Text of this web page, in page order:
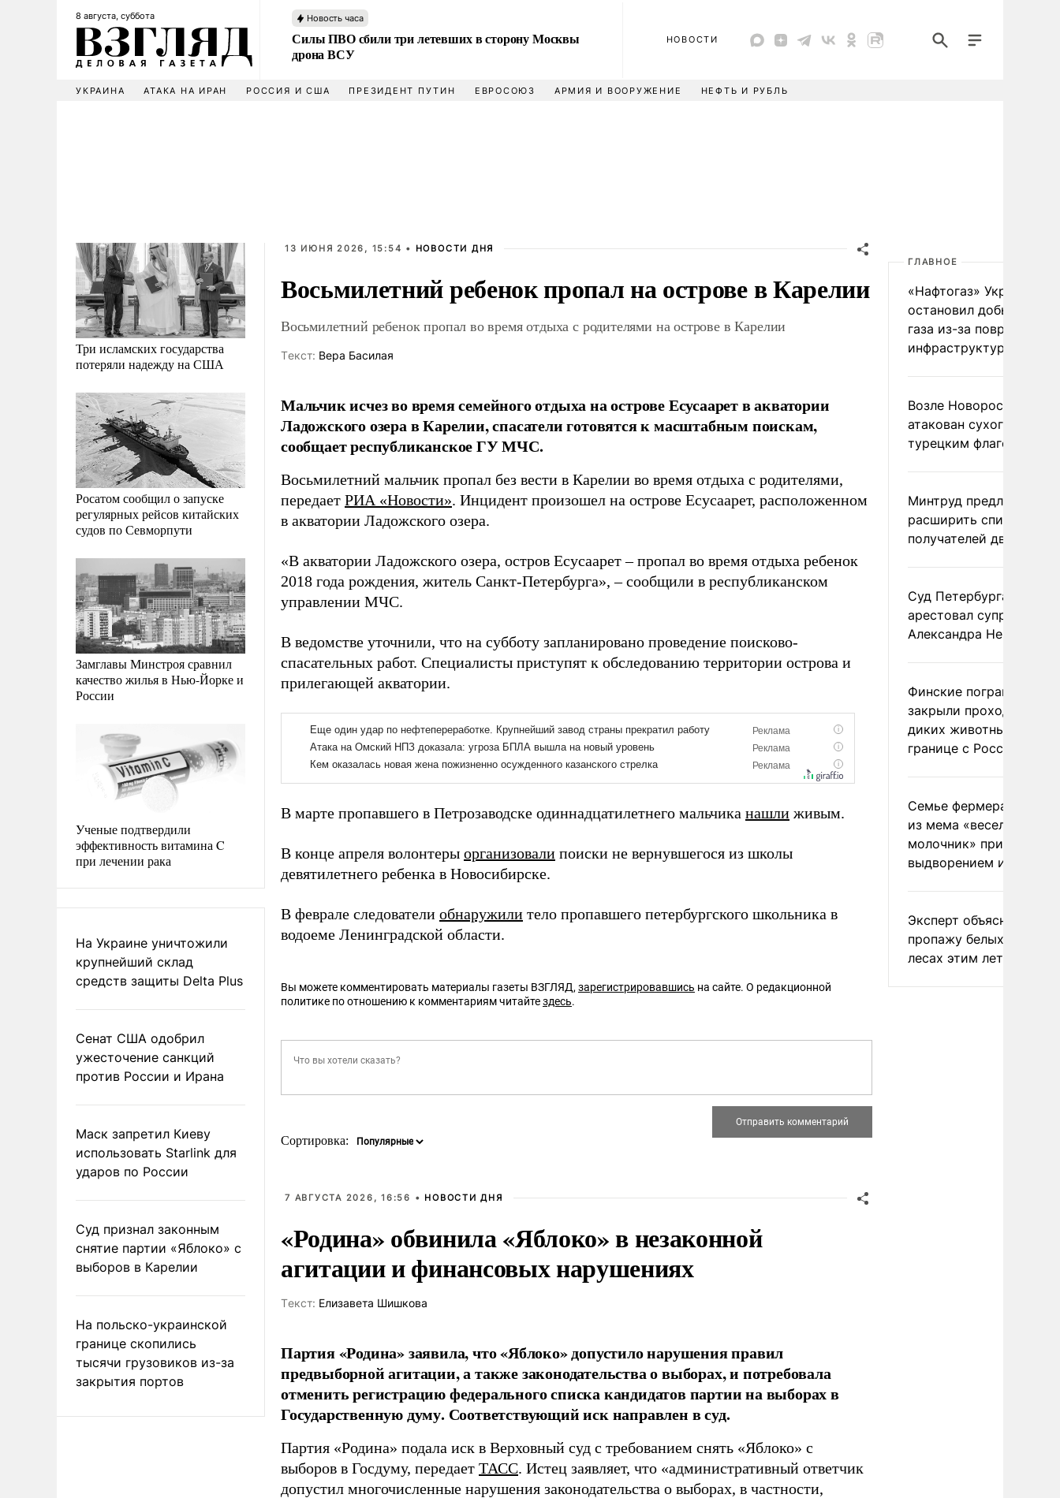
8 августа, суббота Новость часа
Силы ПВО сбили три летевших в сторону Москвы
дрона ВСУ
НОВОСТИ
УКРАИНА АТАКА НА ИРАН РОССИЯ И США ПРЕЗИДЕНТ ПУТИН ЕВРОСОЮЗ АРМИЯ И ВООРУЖЕНИЕ НЕФТЬ И РУБЛЬ
Три исламских государства
потеряли надежду на США
Росатом сообщил о запуске
регулярных рейсов китайских
судов по Севморпути
Замглавы Минстроя сравнил
качество жилья в Нью-Йорке и
России
Ученые подтвердили
эффективность витамина C
при лечении рака
На Украине уничтожили
крупнейший склад
средств защиты Delta Plus
Сенат США одобрил
ужесточение санкций
против России и Ирана
Маск запретил Киеву
использовать Starlink для
ударов по России
Суд признал законным
снятие партии «Яблоко» с
выборов в Карелии
На польско-украинской
границе скопились
тысячи грузовиков из-за
закрытия портов
13 ИЮНЯ 2026, 15:54 • НОВОСТИ ДНЯ
Восьмилетний ребенок пропал на острове в Карелии
Восьмилетний ребенок пропал во время отдыха с родителями на острове в Карелии
Tекст: Вера Басилая
Мальчик исчез во время семейного отдыха на острове Есусаарет в акватории
Ладожского озера в Карелии, спасатели готовятся к масштабным поискам,
сообщает республиканское ГУ МЧС.
Восьмилетний мальчик пропал без вести в Карелии во время отдыха с родителями,
передает РИА «Новости». Инцидент произошел на острове Есусаарет, расположенном
в акватории Ладожского озера.
«В акватории Ладожского озера, остров Есусаарет – пропал во время отдыха ребенок
2018 года рождения, житель Санкт-Петербурга», – сообщили в республиканском
управлении МЧС.
В ведомстве уточнили, что на субботу запланировано проведение поисково-
спасательных работ. Специалисты приступят к обследованию территории острова и
прилегающей акватории.
В марте пропавшего в Петрозаводске одиннадцатилетнего мальчика нашли живым.
В конце апреля волонтеры организовали поиски не вернувшегося из школы
девятилетнего ребенка в Новосибирске.
В феврале следователи обнаружили тело пропавшего петербургского школьника в
водоеме Ленинградской области.
Вы можете комментировать материалы газеты ВЗГЛЯД, зарегистрировавшись на сайте. О редакционной
политике по отношению к комментариям читайтездесь.
Сортировка:
7 АВГУСТА 2026, 16:56 • НОВОСТИ ДНЯ
«Родина» обвинила «Яблоко» в незаконной
агитации и финансовых нарушениях
Tекст: Елизавета Шишкова
Партия «Родина» заявила, что «Яблоко» допустило нарушения правил
предвыборной агитации, а также законодательства о выборах, и потребовала
отменить регистрацию федерального списка кандидатов партии на выборах в
Государственную думу. Соответствующий иск направлен в суд.
Партия «Родина» подала иск в Верховный суд с требованием снять «Яблоко» с
выборов в Госдуму, передает ТАСС. Истец заявляет, что «административный ответчик
допустил многочисленные нарушения законодательства о выборах, в частности,
ГЛАВНОЕ
«Нафтогаз» Украины
остановил добычу
газа из-за повреждения
инфраструктуры
Возле Новороссийска
атакован сухогруз под
турецким флагом
Минтруд предложил
расширить список
получателей двух
Суд Петербурга заочно
арестовал супругу
Александра Невзорова
Финские пограничники
закрыли проходы для
диких животных на
границе с Россией
Семье фермера
из мема «веселый
молочник» пригрозили
выдворением из
Эксперт объяснил
пропажу белых грибов
лесах этим летом